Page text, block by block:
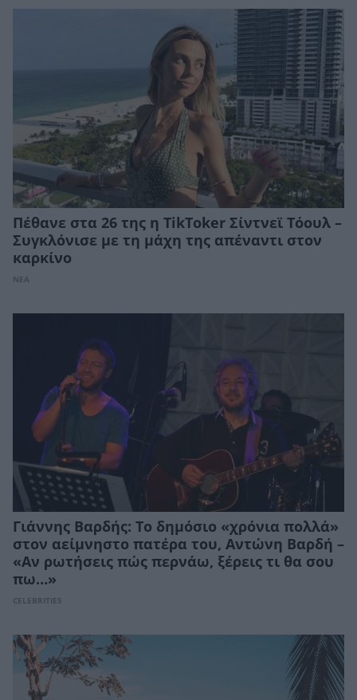
Πέθανε στα 26 της η TikToker Σίντνεϊ Τόουλ –
Συγκλόνισε με τη μάχη της απέναντι στον
καρκίνο
ΝΕΑ
Γιάννης Βαρδής: Το δημόσιο «χρόνια πολλά»
στον αείμνηστο πατέρα του, Αντώνη Βαρδή –
«Αν ρωτήσεις πώς περνάω, ξέρεις τι θα σου
πω…»
CELEBRITIES